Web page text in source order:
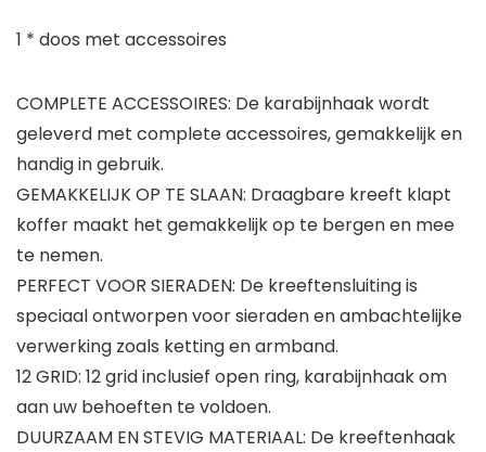
1 * doos met accessoires
COMPLETE ACCESSOIRES: De karabijnhaak wordt
geleverd met complete accessoires, gemakkelijk en
handig in gebruik.
GEMAKKELIJK OP TE SLAAN: Draagbare kreeft klapt
koffer maakt het gemakkelijk op te bergen en mee
te nemen.
PERFECT VOOR SIERADEN: De kreeftensluiting is
speciaal ontworpen voor sieraden en ambachtelijke
verwerking zoals ketting en armband.
12 GRID: 12 grid inclusief open ring, karabijnhaak om
aan uw behoeften te voldoen.
DUURZAAM EN STEVIG MATERIAAL: De kreeftenhaak